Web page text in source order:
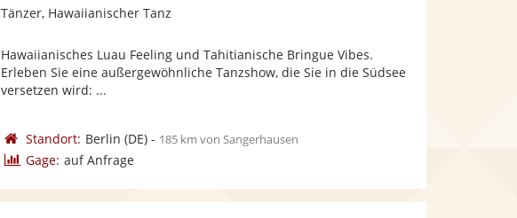
Tänzer, Hawaiianischer Tanz
Hawaiianisches Luau Feeling und Tahitianische Bringue Vibes.
Erleben Sie eine außergewöhnliche Tanzshow, die Sie in die Südsee
versetzen wird: ...
Standort: Berlin (DE)- 185 km von Sangerhausen
Gage: auf Anfrage